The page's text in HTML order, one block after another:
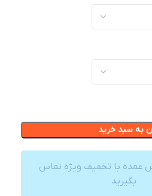
به سبد خرید
عمده با تخفیف ویژه تماس
بگیرید